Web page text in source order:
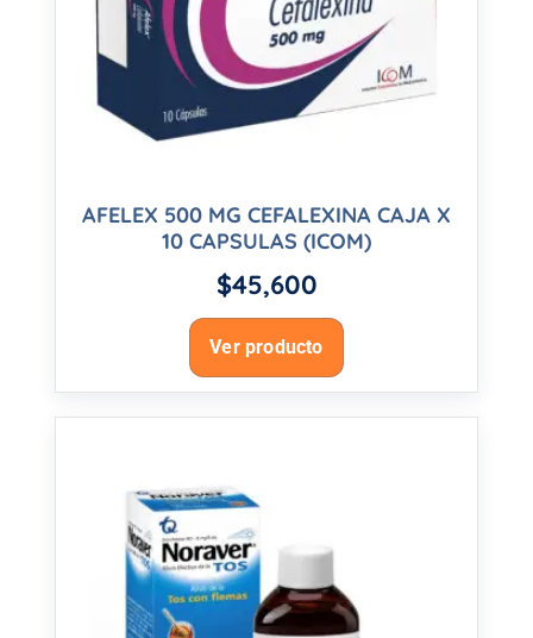
AFELEX 500 MG CEFALEXINA CAJA X
10 CAPSULAS (ICOM)
$45,600
Ver producto